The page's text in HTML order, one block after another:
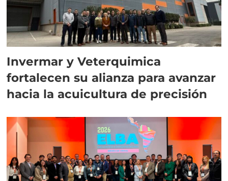
Invermar y Veterquimica
fortalecen su alianza para avanzar
hacia la acuicultura de precisión